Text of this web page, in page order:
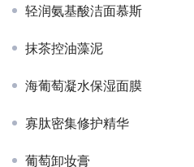
轻润氨基酸洁面慕斯
抹茶控油藻泥
海葡萄凝水保湿面膜
寡肽密集修护精华
葡萄卸妆膏